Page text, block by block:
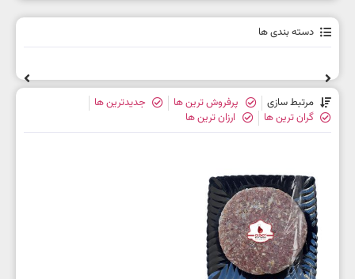
دسته بندی ها
مرتبط سازی پرفروش ترین ها
جدیدترین ها
گران ترین ها
ارزان ترین ها